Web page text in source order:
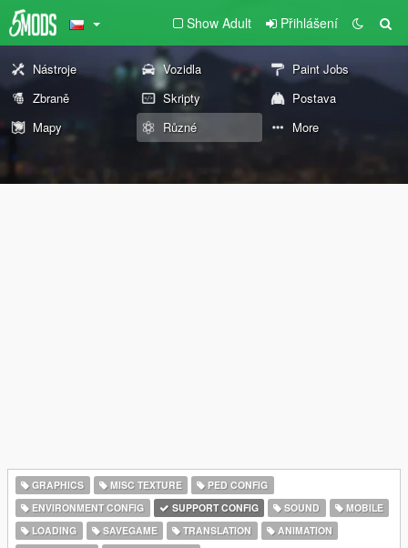
Show Adult Přihlášení
Nástroje Vozidla
Paint Jobs
Zbraně
Skripty
Postava
Mapy
Různé More
GRAPHICS MISC TEXTURE
PED CONFIG
ENVIRONMENT CONFIG
SUPPORT CONFIG SOUND
MOBILE
LOADING
SAVEGAME TRANSLATION
ANIMATION